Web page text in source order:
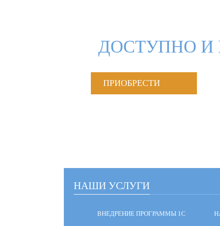
ДОСТУПНО И
ПРИОБРЕСТИ
НАШИ УСЛУГИ
ВНЕДРЕНИЕ ПРОГРАММЫ 1С